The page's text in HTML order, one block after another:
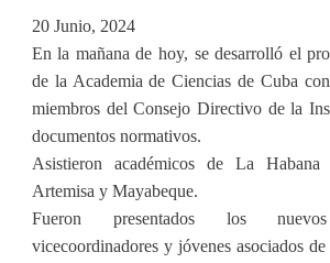
20 Junio, 2024
En la mañana de hoy, se desarrolló el
de la Academia de Ciencias de Cuba
miembros del Consejo Directivo de la
documentos normativos.
Asistieron académicos de La
Artemisa y Mayabeque.
Fueron presentados los nuevos
vicecoordinadores y jóvenes asociados